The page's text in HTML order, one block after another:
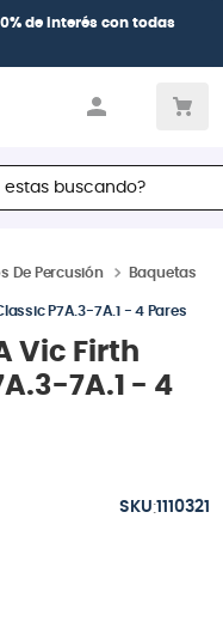
sin interesescon
buscando?
De Percusión Baquetas
P7A.3-7A.1 - 4 Pares
Vic Firth
7A.1 - 4
:1110321